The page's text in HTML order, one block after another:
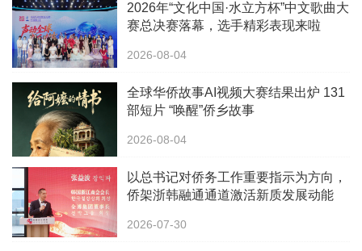
2026年“文化中国·水立方杯”中文歌曲大
赛总决赛落幕，选手精彩表现来啦
2026-08-04
全球华侨故事AI视频大赛结果出炉 131
部短片 “唤醒”侨乡故事
2026-08-04
以总书记对侨务工作重要指示为方向，
侨架浙韩融通通道激活新质发展动能
2026-07-30